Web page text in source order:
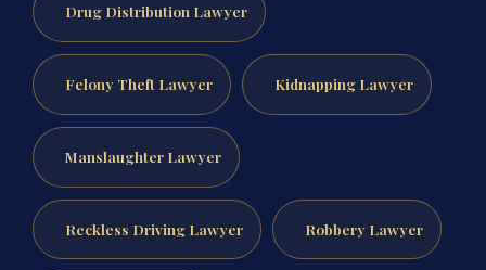
Drug Distribution Lawyer
Felony Theft Lawyer Kidnapping Lawyer
Manslaughter Lawyer
Reckless Driving Lawyer Robbery Lawyer